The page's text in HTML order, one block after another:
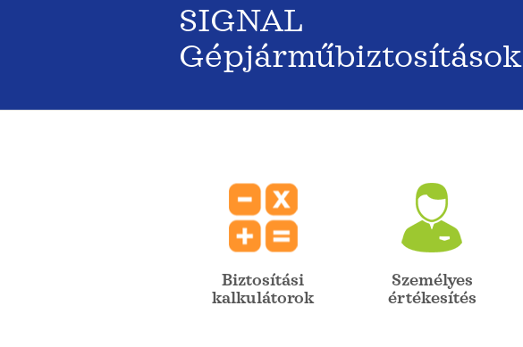
SIGNAL
Gépjárműbiztosítások
Biztosítási
kalkulátorok
Személyes
értékesítés